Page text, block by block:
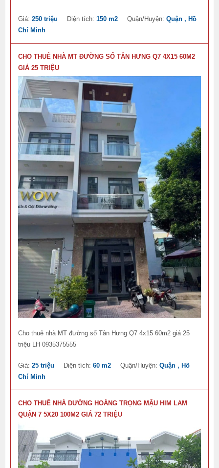
Giá:250 triệu Diện tích:150 m2 Quận/Huyện:Quận , Hồ
Chí Minh
CHO THUÊ NHÀ MT ĐƯỜNG SỐ TÂN HƯNG Q7 4X15 60M2
GIÁ 25 TRIỆU
Cho thuê nhà MT đường số Tân Hưng Q7 4x15 60m2 giá 25
triệu LH 0935375555
Giá:25 triệu Diện tích:60 m2 Quận/Huyện:Quận , Hồ
Chí Minh
CHO THUÊ NHÀ DƯỜNG HOÀNG TRỌNG MẬU HIM LAM
QUẬN 7 5X20 100M2 GIÁ 72 TRIỆU